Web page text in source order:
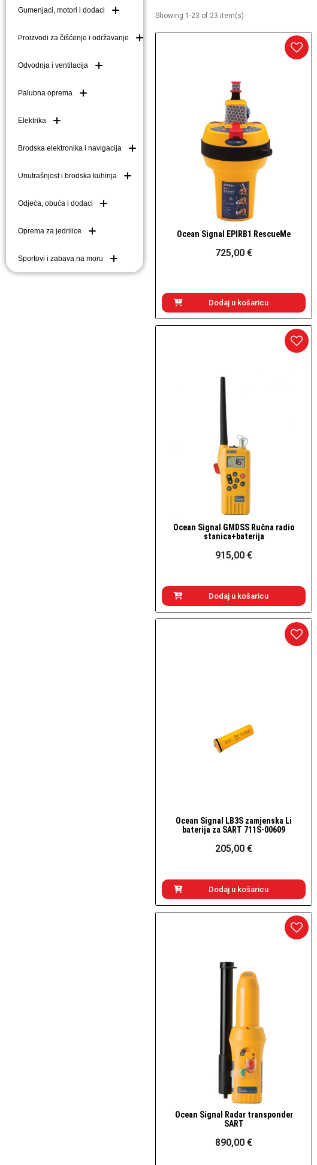
Brodske kuke (mezomarineri) i dodaci
Brodske ljestve i dodaci
Gumenjaci, motori i dodaci
Proizvodi za čišćenje i održavanje
Odvodnja i ventilacija
Palubna oprema
Elektrika
Brodska elektronika i navigacija
Unutrašnjost i brodska kuhinja
Odjeća, obuća i dodaci
Oprema za jedrilice
Sportovi i zabava na moru
Showing 1-23 of 23 item(s)
Brzi pogled
Ocean Signal EPIRB1 RescueMe
725,00 €
Dodaj u košaricu
Brzi pogled
Ocean Signal GMDSS Ručna radio
stanica+baterija
915,00 €
Dodaj u košaricu
Brzi pogled
Ocean Signal LB3S zamjenska Li
baterija za SART 711S-00609
205,00 €
Dodaj u košaricu
Brzi pogled
Ocean Signal Radar transponder
SART
890,00 €